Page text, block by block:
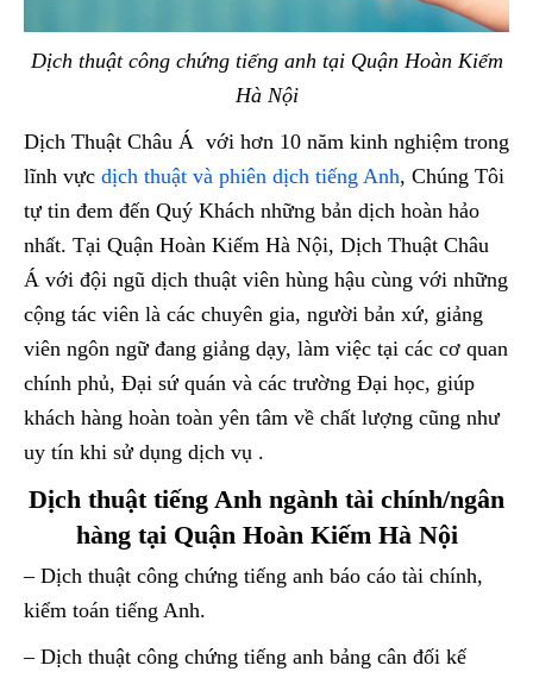
Dịch thuật công chứng tiếng anh tại Quận Hoàn Kiếm
Hà Nội
Dịch Thuật Châu Á với hơn 10 năm kinh nghiệm trong
lĩnh vực dịch thuật và phiên dịch tiếng Anh, Chúng Tôi
tự tin đem đến Quý Khách những bản dịch hoàn hảo
nhất. Tại Quận Hoàn Kiếm Hà Nội, Dịch Thuật Châu
Á với đội ngũ dịch thuật viên hùng hậu cùng với những
cộng tác viên là các chuyên gia, người bản xứ, giảng
viên ngôn ngữ đang giảng dạy, làm việc tại các cơ quan
chính phủ, Đại sứ quán và các trường Đại học, giúp
khách hàng hoàn toàn yên tâm về chất lượng cũng như
uy tín khi sử dụng dịch vụ .
Dịch thuật tiếng Anh ngành tài chính/ngân
hàng tại Quận Hoàn Kiếm Hà Nội
– Dịch thuật công chứng tiếng anh báo cáo tài chính,
kiểm toán tiếng Anh.
– Dịch thuật công chứng tiếng anh bảng cân đối kế